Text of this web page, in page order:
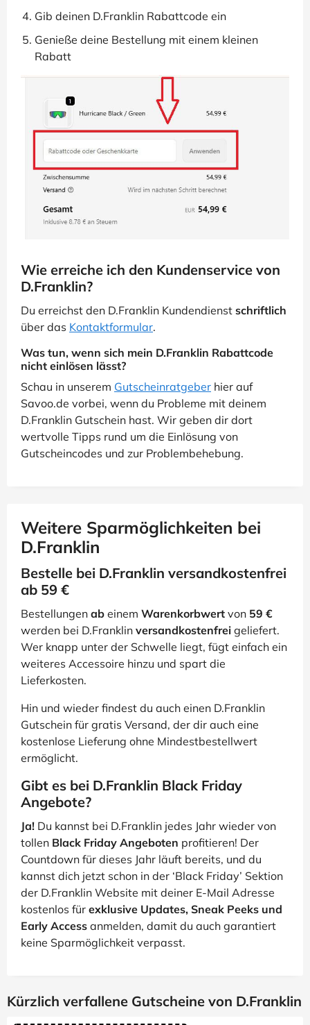
Gib deinen D.Franklin Rabattcode ein
Genieße deine Bestellung mit einem kleinen
Rabatt
Wie erreiche ich den Kundenservice von
D.Franklin?
Du erreichst den D.Franklin Kundendienst schriftlich
über das Kontaktformular.
Was tun, wenn sich mein D.Franklin Rabattcode
nicht einlösen lässt?
Schau in unserem Gutscheinratgeber hier auf
Savoo.de vorbei, wenn du Probleme mit deinem
D.Franklin Gutschein hast. Wir geben dir dort
wertvolle Tipps rund um die Einlösung von
Gutscheincodes und zur Problembehebung.
Weitere Sparmöglichkeiten bei
D.Franklin
Bestelle bei D.Franklin versandkostenfrei
ab 59 €
Bestellungen ab einem Warenkorbwert von 59 €
werden bei D.Franklin versandkostenfrei geliefert.
Wer knapp unter der Schwelle liegt, fügt einfach ein
weiteres Accessoire hinzu und spart die
Lieferkosten.
Hin und wieder findest du auch einen D.Franklin
Gutschein für gratis Versand, der dir auch eine
kostenlose Lieferung ohne Mindestbestellwert
ermöglicht.
Gibt es bei D.Franklin Black Friday
Angebote?
Ja! Du kannst bei D.Franklin jedes Jahr wieder von
tollen Black Friday Angeboten profitieren! Der
Countdown für dieses Jahr läuft bereits, und du
kannst dich jetzt schon in der ‘Black Friday’ Sektion
der D.Franklin Website mit deiner E-Mail Adresse
kostenlos für exklusive Updates, Sneak Peeks und
Early Access anmelden, damit du auch garantiert
keine Sparmöglichkeit verpasst.
Kürzlich verfallene Gutscheine von D.Franklin